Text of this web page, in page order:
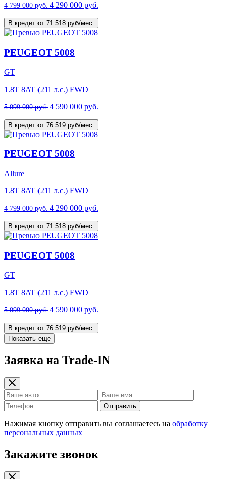
4 799 000 руб. 4 290 000 руб.
В кредит от 71 518 руб/мес.
PEUGEOT 5008
GT
1.8T 8AT (211 л.с.) FWD
5 099 000 руб. 4 590 000 руб.
В кредит от 76 519 руб/мес.
PEUGEOT 5008
Allure
1.8T 8AT (211 л.с.) FWD
4 799 000 руб. 4 290 000 руб.
В кредит от 71 518 руб/мес.
PEUGEOT 5008
GT
1.8T 8AT (211 л.с.) FWD
5 099 000 руб. 4 590 000 руб.
В кредит от 76 519 руб/мес.
Показать еще
Заявка на Trade-IN
Отправить
Нажимая кнопку отправить вы соглашаетесь на обработку
персональных данных
Закажите звонок